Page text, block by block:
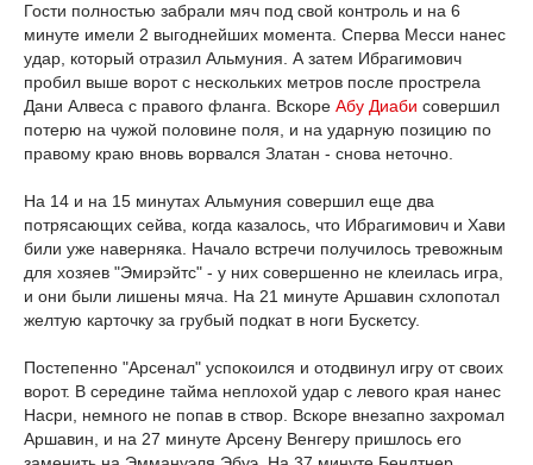
Гости полностью забрали мяч под свой контроль и на 6
минуте имели 2 выгоднейших момента. Сперва Месси нанес
удар, который отразил Альмуния. А затем Ибрагимович
пробил выше ворот с нескольких метров после прострела
Дани Алвеса с правого фланга. Вскоре Абу Диаби совершил
потерю на чужой половине поля, и на ударную позицию по
правому краю вновь ворвался Златан - снова неточно.
На 14 и на 15 минутах Альмуния совершил еще два
потрясающих сейва, когда казалось, что Ибрагимович и Хави
били уже наверняка. Начало встречи получилось тревожным
для хозяев "Эмирэйтс" - у них совершенно не клеилась игра,
и они были лишены мяча. На 21 минуте Аршавин схлопотал
желтую карточку за грубый подкат в ноги Бускетсу.
Постепенно "Арсенал" успокоился и отодвинул игру от своих
ворот. В середине тайма неплохой удар с левого края нанес
Насри, немного не попав в створ. Вскоре внезапно захромал
Аршавин, и на 27 минуте Арсену Венгеру пришлось его